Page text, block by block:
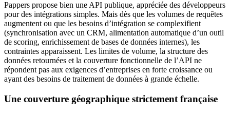
Pappers propose bien une API publique, appréciée des développeurs
pour des intégrations simples. Mais dès que les volumes de requêtes
augmentent ou que les besoins d’intégration se complexifient
(synchronisation avec un CRM, alimentation automatique d’un outil
de scoring, enrichissement de bases de données internes), les
contraintes apparaissent. Les limites de volume, la structure des
données retournées et la couverture fonctionnelle de l’API ne
répondent pas aux exigences d’entreprises en forte croissance ou
ayant des besoins de traitement de données à grande échelle.
Une couverture géographique strictement française